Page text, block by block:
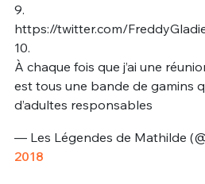
9.
https://twitter.com/
10.
À chaque fois que j’ai une
est tous une bande de gamins
d’adultes responsables
— Les Légendes de Mathilde
2018